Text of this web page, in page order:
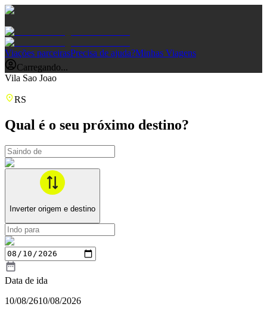
Viações parceirasPrecisa de ajuda?Minhas Viagens
Carregando...
Vila Sao Joao
RS
Qual é o seu próximo destino?
Inverter origem e destino
Data de ida
10/08/2610/08/2026